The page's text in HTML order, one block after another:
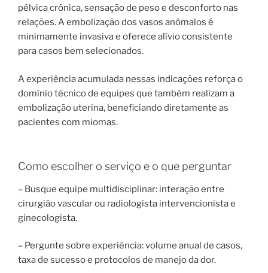
pélvica crônica, sensação de peso e desconforto nas
relações. A embolização dos vasos anômalos é
minimamente invasiva e oferece alívio consistente
para casos bem selecionados.
A experiência acumulada nessas indicações reforça o
domínio técnico de equipes que também realizam a
embolização uterina, beneficiando diretamente as
pacientes com miomas.
Como escolher o serviço e o que perguntar
– Busque equipe multidisciplinar: interação entre
cirurgião vascular ou radiologista intervencionista e
ginecologista.
– Pergunte sobre experiência: volume anual de casos,
taxa de sucesso e protocolos de manejo da dor.